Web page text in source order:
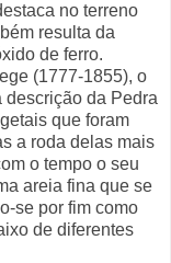
no terreno
resulta da
de ferro.
(1777-1855), o
descrição da Pedra
que foram
a roda delas mais
o tempo o seu
areia fina que se
se por fim como
de diferentes